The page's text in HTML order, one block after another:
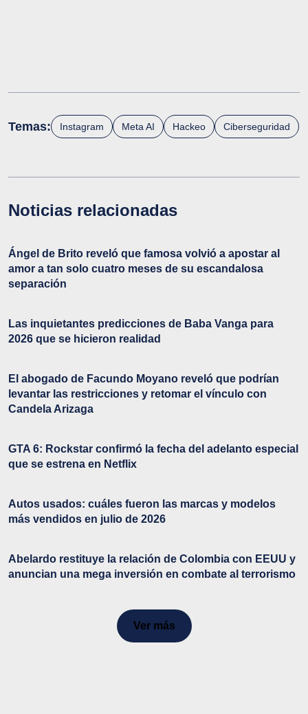
Temas: Instagram Meta AI Hackeo Ciberseguridad
Noticias relacionadas
Ángel de Brito reveló que famosa volvió a apostar al
amor a tan solo cuatro meses de su escandalosa
separación
Las inquietantes predicciones de Baba Vanga para
2026 que se hicieron realidad
El abogado de Facundo Moyano reveló que podrían
levantar las restricciones y retomar el vínculo con
Candela Arizaga
GTA 6: Rockstar confirmó la fecha del adelanto especial
que se estrena en Netflix
Autos usados: cuáles fueron las marcas y modelos
más vendidos en julio de 2026
Abelardo restituye la relación de Colombia con EEUU y
anuncian una mega inversión en combate al terrorismo
Ver más